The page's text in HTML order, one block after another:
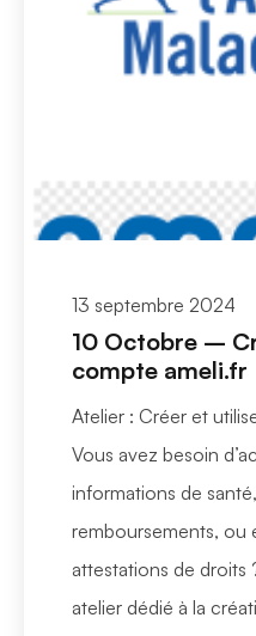
13 septembre 2024
10 Octobre –
compte ameli.fr
Atelier : Créer et
Vous avez besoin
informations de
remboursements, ou
attestations de droits
atelier dédié à la